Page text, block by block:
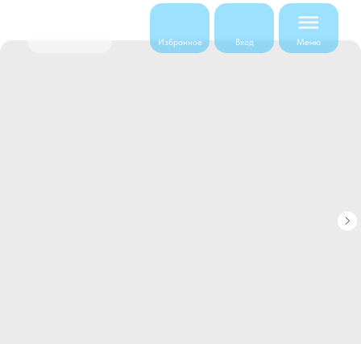
Меню
Вход
Избранное